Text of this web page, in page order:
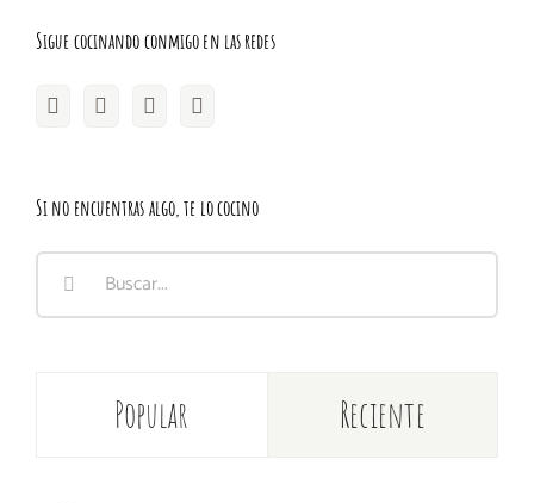
Sigue cocinando conmigo en las redes
Si no encuentras algo, te lo cocino
Buscar:
Popular Reciente